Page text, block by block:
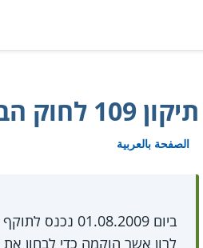
תיקון 109 לחוק הביטוח הלאומי - "חוק לרון"
الصفحة بالعربية
ביום 01.08.2009 נכנס לתוקף תיקון מס' 109 בפרק ט' (ביטוח נכות) של
לרון אשר הוקמה כדי לבחון